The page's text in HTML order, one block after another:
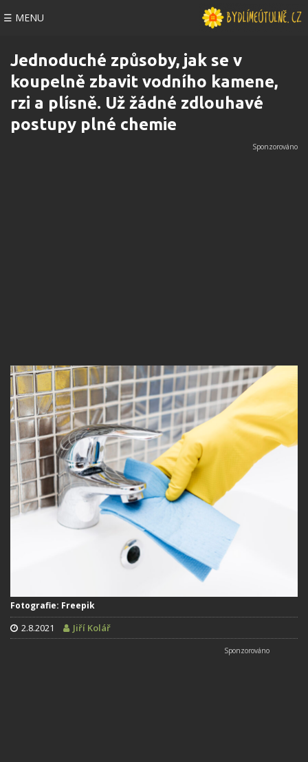
☰ MENU
Jednoduché způsoby, jak se v
koupelně zbavit vodního kamene,
rzi a plísně. Už žádné zdlouhavé
postupy plné chemie
Fotografie: Freepik
2.8.2021 Jiří Kolář